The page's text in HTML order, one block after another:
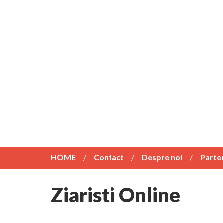
HOME Contact Despre noi
Ziaristi Online